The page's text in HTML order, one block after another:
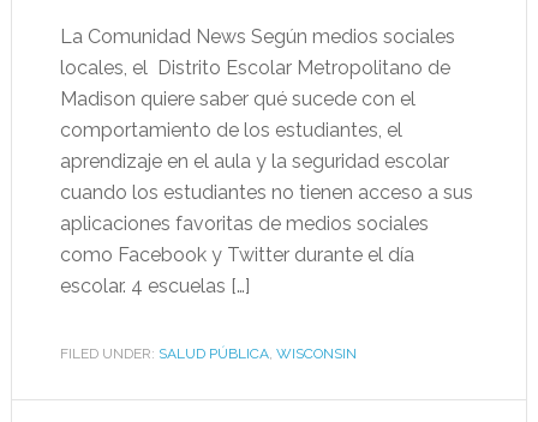
La Comunidad News Según medios sociales
locales, el Distrito Escolar Metropolitano de
Madison quiere saber qué sucede con el
comportamiento de los estudiantes, el
aprendizaje en el aula y la seguridad escolar
cuando los estudiantes no tienen acceso a sus
aplicaciones favoritas de medios sociales
como Facebook y Twitter durante el día
escolar. 4 escuelas […]
FILED UNDER: SALUD PÚBLICA, WISCONSIN